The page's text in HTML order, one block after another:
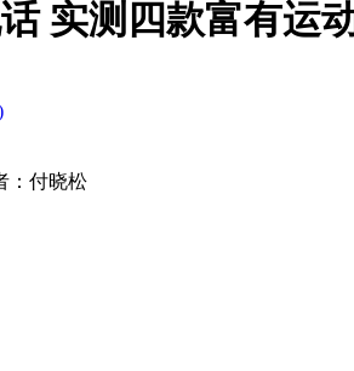
实测四款富有运
：付晓松